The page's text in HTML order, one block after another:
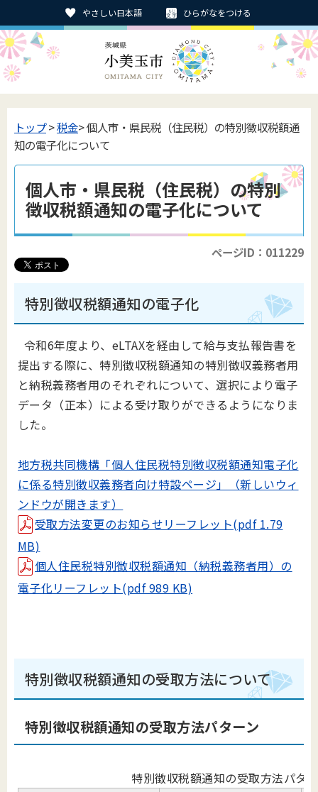
やさしい日本語 ひらがなをつける
トップ>税金> 個人市・県民税（住民税）の特別徴収税額通
知の電子化について
個人市・県民税（住民税）の特別
徴収税額通知の電子化について
ページID：011229
特別徴収税額通知の電子化
令和6年度より、eLTAXを経由して給与支払報告書を
提出する際に、特別徴収税額通知の特別徴収義務者用
と納税義務者用のそれぞれについて、選択により電子
データ（正本）による受け取りができるようになりま
した。
地方税共同機構「個人住民税特別徴収税額通知電子化
に係る特別徴収義務者向け特設ページ」（新しいウィ
ンドウが開きます）
受取方法変更のお知らせリーフレット(pdf 1.79
MB)
個人住民税特別徴収税額通知（納税義務者用）の
電子化リーフレット(pdf 989 KB)
特別徴収税額通知の受取方法について
特別徴収税額通知の受取方法パターン
特別徴収税額通知の受取方法パタ